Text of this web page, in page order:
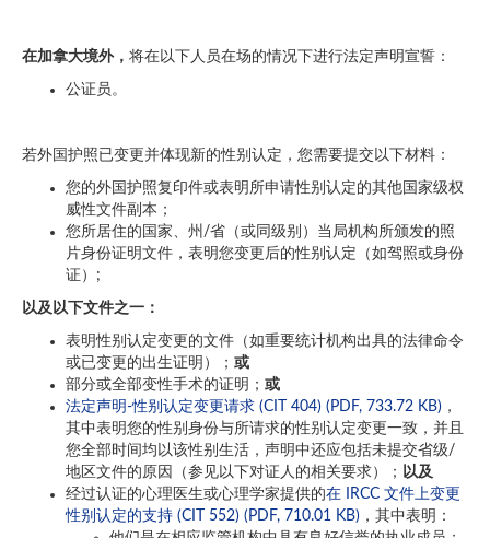
在加拿大境外， 将在以下人员在场的情况下进行法定声明宣誓：
公证员。
若外国护照已变更并体现新的性别认定，您需要提交以下材料：
您的外国护照复印件或表明所申请性别认定的其他国家级权
威性文件副本；
您所居住的国家、州/省（或同级别）当局机构所颁发的照
片身份证明文件，表明您变更后的性别认定（如驾照或身份
证）;
以及以下文件之一：
表明性别认定变更的文件（如重要统计机构出具的法律命令
或已变更的出生证明）； 或
部分或全部变性手术的证明； 或
法定声明-性别认定变更请求 (CIT 404) (PDF, 733.72 KB) ，
其中表明您的性别身份与所请求的性别认定变更一致，并且
您全部时间均以该性别生活，声明中还应包括未提交省级/
地区文件的原因（参见以下对证人的相关要求）； 以及
经过认证的心理医生或心理学家提供的在 IRCC 文件上变更
性别认定的支持 (CIT 552) (PDF, 710.01 KB) ，其中表明：